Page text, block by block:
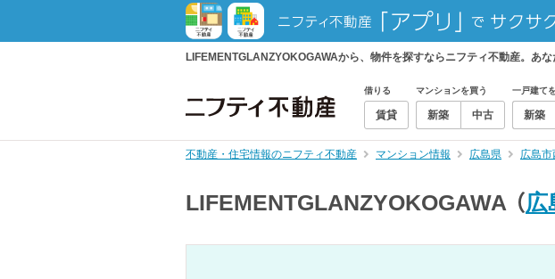
LIFEMENTGLANZYOKOGAWAから、物件を探すならニフティ不動産。あ
借りる
賃貸
マンションを買う
新築 中古
一戸建て
新築
不動産・住宅情報のニフティ不動産 マンション情報 広島県 広島市
LIFEMENTGLANZYOKOGAWA （広